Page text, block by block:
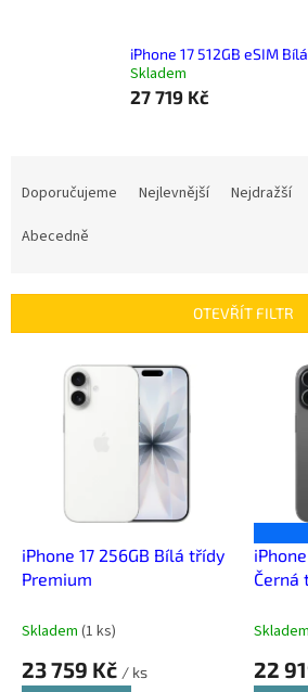
iPhone 17 512GB eSIM
Skladem
27 719 Kč
r
Doporučujeme Nejlevnější Nejdražší
Abecedně
OTEVŘÍT FILTR
iPhone 17 256GB Bílá třídy
Premium
Skladem (1 ks)
23 759 Kč / ks
Černá
Skladem
22